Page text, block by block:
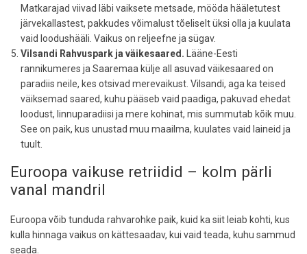
Matkarajad viivad läbi vaiksete metsade, mööda hääletutest
järvekallastest, pakkudes võimalust tõeliselt üksi olla ja kuulata
vaid loodushääli. Vaikus on reljeefne ja sügav.
Vilsandi Rahvuspark ja väikesaared. Lääne-Eesti
rannikumeres ja Saaremaa külje all asuvad väikesaared on
paradiis neile, kes otsivad merevaikust. Vilsandi, aga ka teised
väiksemad saared, kuhu pääseb vaid paadiga, pakuvad ehedat
loodust, linnuparadiisi ja mere kohinat, mis summutab kõik muu.
See on paik, kus unustad muu maailma, kuulates vaid laineid ja
tuult.
Euroopa vaikuse retriidid – kolm pärli
vanal mandril
Euroopa võib tunduda rahvarohke paik, kuid ka siit leiab kohti, kus
kulla hinnaga vaikus on kättesaadav, kui vaid teada, kuhu sammud
seada.